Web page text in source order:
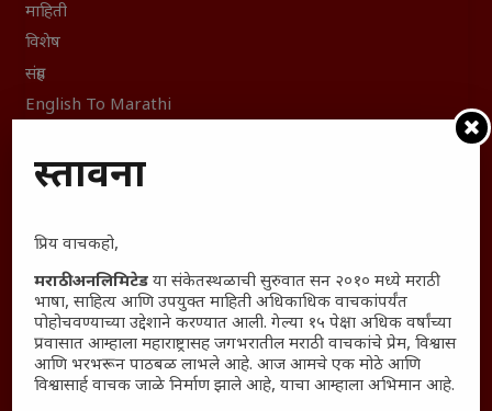
माहिती
विशेष
संग्रह
English To Marathi
Kruti Dev Unicode
Shop Unlimited
सामान्य आजारांवर गावठी उपाय – घरच्या घरी मिळवा प्राथमिक
आराम
आजच्या युगातील तरुण पिढी कुठे हरवली?
महाराष्ट्रातील किल्ल्यांचे महत्त्व : स्वराज्याच्या वैभवशाली इतिहासाचे
प्रस्तावना
प्रिय वाचकहो,
मराठी अनलिमिटेड या संकेतस्थळाची सुरुवात सन २०१० मध्ये मराठी
भाषा, साहित्य आणि उपयुक्त माहिती अधिकाधिक वाचकांपर्यंत
पोहोचवण्याच्या उद्देशाने करण्यात आली. गेल्या १५ पेक्षा अधिक वर्षांच्या
प्रवासात आम्हाला महाराष्ट्रासह जगभरातील मराठी वाचकांचे प्रेम, विश्वास
आणि भरभरून पाठबळ लाभले आहे. आज आमचे एक मोठे आणि
विश्वासार्ह वाचक जाळे निर्माण झाले आहे, याचा आम्हाला अभिमान आहे.